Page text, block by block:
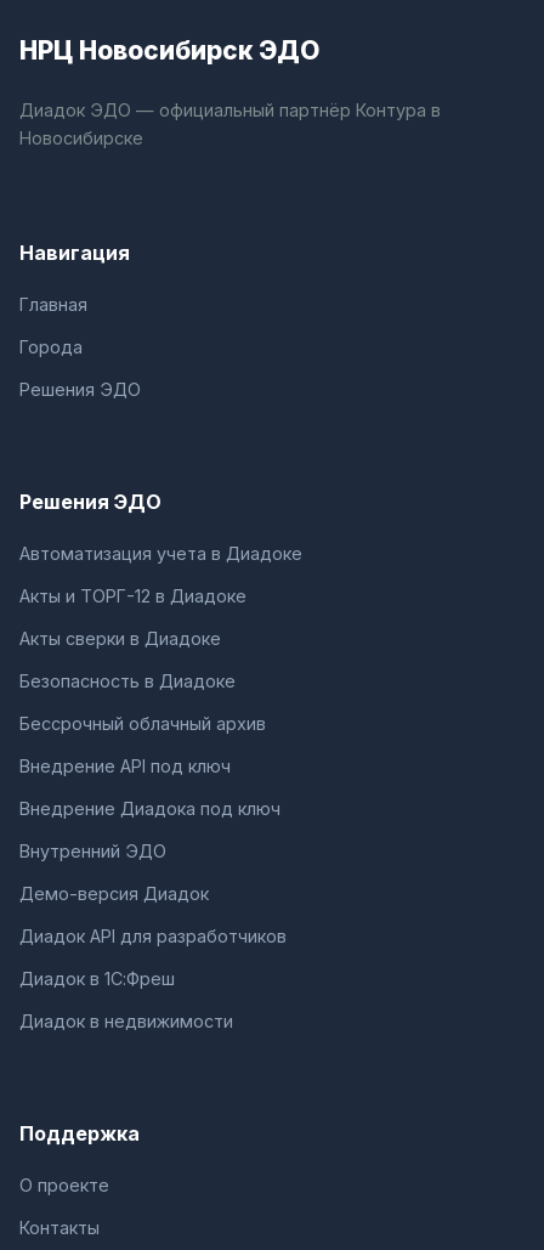
НРЦ Новосибирск ЭДО
Диадок ЭДО — официальный партнёр Контура в
Новосибирске
Навигация
Главная
Города
Решения ЭДО
Решения ЭДО
Автоматизация учета в Диадоке
Акты и ТОРГ-12 в Диадоке
Акты сверки в Диадоке
Безопасность в Диадоке
Бессрочный облачный архив
Внедрение API под ключ
Внедрение Диадока под ключ
Внутренний ЭДО
Демо-версия Диадок
Диадок API для разработчиков
Диадок в 1С:Фреш
Диадок в недвижимости
Поддержка
О проекте
Контакты